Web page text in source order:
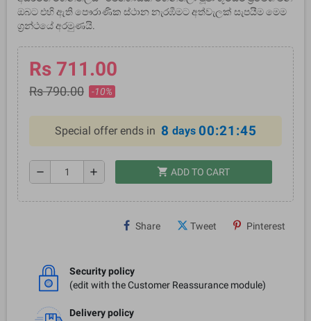
ඔබට එහි ඇති පෞරාණික ස්ථාන නැරඹීමට අත්වැලක් සැපයීම මෙම
ග්‍රන්ථයේ අරමුණයි.
Rs 711.00
Rs 790.00 -10%
Special offer ends in 8 days 00:21:45
remove add shopping_cart ADD TO CART
Share Tweet Pinterest
Security policy
(edit with the Customer Reassurance module)
Delivery policy